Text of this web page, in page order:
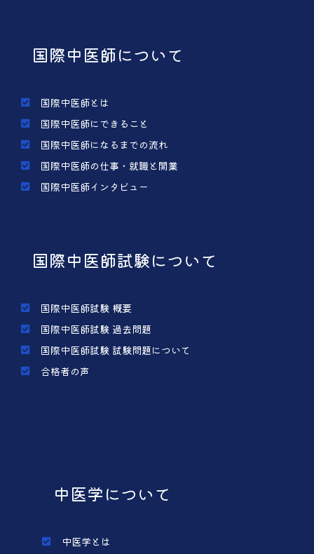
国際中医師について
国際中医師とは
国際中医師にできること
国際中医師になるまでの流れ
国際中医師の仕事・就職と開業
国際中医師インタビュー
国際中医師試験について
国際中医師試験 概要
国際中医師試験 過去問題
国際中医師試験 試験問題について
合格者の声
中医学について
中医学とは